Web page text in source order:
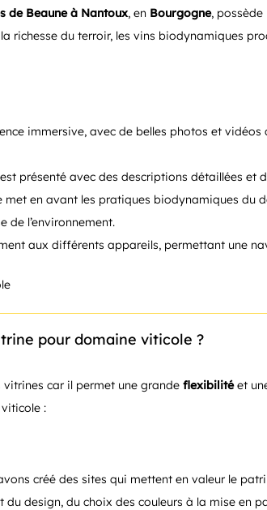
de Beaune à Nantoux, en Bourgogne,
richesse du terroir, les vins biodynamiques
immersive, avec de belles photos et
présenté avec des descriptions détaillées
met en avant les pratiques biodynamiques du
de l’environnement.
aux différents appareils, permettant une
pour domaine viticole ?
car il permet une grande flexibilitéet
:
créé des sites qui mettent en valeur le
design, du choix des couleurs à la mise en